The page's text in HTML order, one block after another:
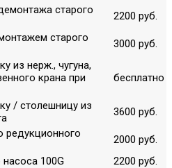
старого
2200 руб.
старого
3000 руб.
из нерж., чугуна,
крана при
бесплатно
/ столешницу из
3600 руб.
редукционного
2000 руб.
100G
2200 руб.